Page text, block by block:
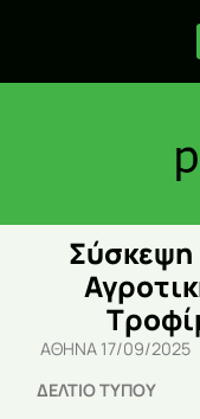
ΑΘΗΝΑ 17/09/2025
ΔΕΛΤΙΟ ΤΥΠΟΥ